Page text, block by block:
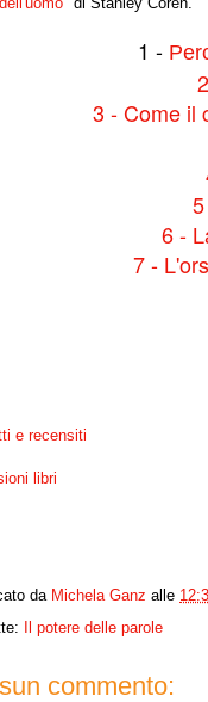
1 -
3 - Come il
6 -
7 -
e recensiti
libri
da Michela Ganz alle
Il potere delle parole
commento: